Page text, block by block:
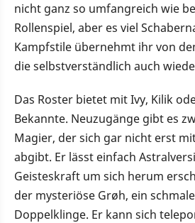
nicht ganz so umfangreich wie
Rollenspiel, aber es viel
Kampfstile übernehmt ihr von
die selbstverständlich auch
Das Roster bietet mit Ivy, Kilik
Bekannte. Neuzugänge gibt es
Magier, der sich gar nicht erst
abgibt. Er lässt einfach
Geisteskraft um sich herum
der mysteriöse Grøh, ein
Doppelklinge. Er kann sich